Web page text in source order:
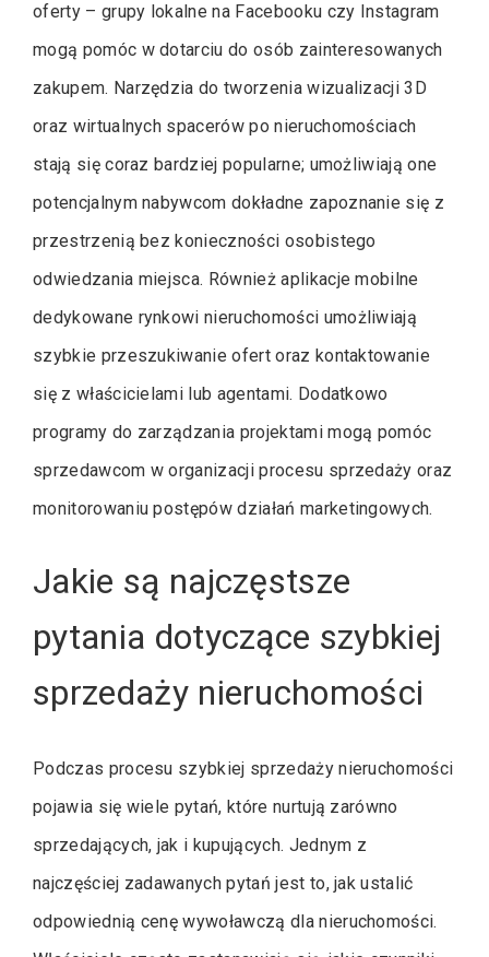
oferty – grupy lokalne na Facebooku czy Instagram
mogą pomóc w dotarciu do osób zainteresowanych
zakupem. Narzędzia do tworzenia wizualizacji 3D
oraz wirtualnych spacerów po nieruchomościach
stają się coraz bardziej popularne; umożliwiają one
potencjalnym nabywcom dokładne zapoznanie się z
przestrzenią bez konieczności osobistego
odwiedzania miejsca. Również aplikacje mobilne
dedykowane rynkowi nieruchomości umożliwiają
szybkie przeszukiwanie ofert oraz kontaktowanie
się z właścicielami lub agentami. Dodatkowo
programy do zarządzania projektami mogą pomóc
sprzedawcom w organizacji procesu sprzedaży oraz
monitorowaniu postępów działań marketingowych.
Jakie są najczęstsze
pytania dotyczące szybkiej
sprzedaży nieruchomości
Podczas procesu szybkiej sprzedaży nieruchomości
pojawia się wiele pytań, które nurtują zarówno
sprzedających, jak i kupujących. Jednym z
najczęściej zadawanych pytań jest to, jak ustalić
odpowiednią cenę wywoławczą dla nieruchomości.